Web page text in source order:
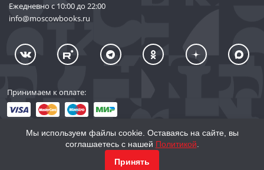
Ежедневно с 10:00 до 22:00
info@moscowbooks.ru
Принимаем к оплате:
© 2002–2026 «Торговый Дом Книги «МОСКВА»
Мы используем файлы cookie. Оставаясь на сайте, вы
соглашаетесь с нашей Политикой
Принять